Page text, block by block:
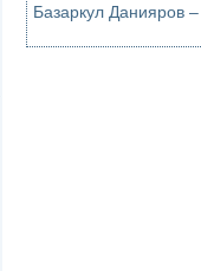
Базаркул Данияров